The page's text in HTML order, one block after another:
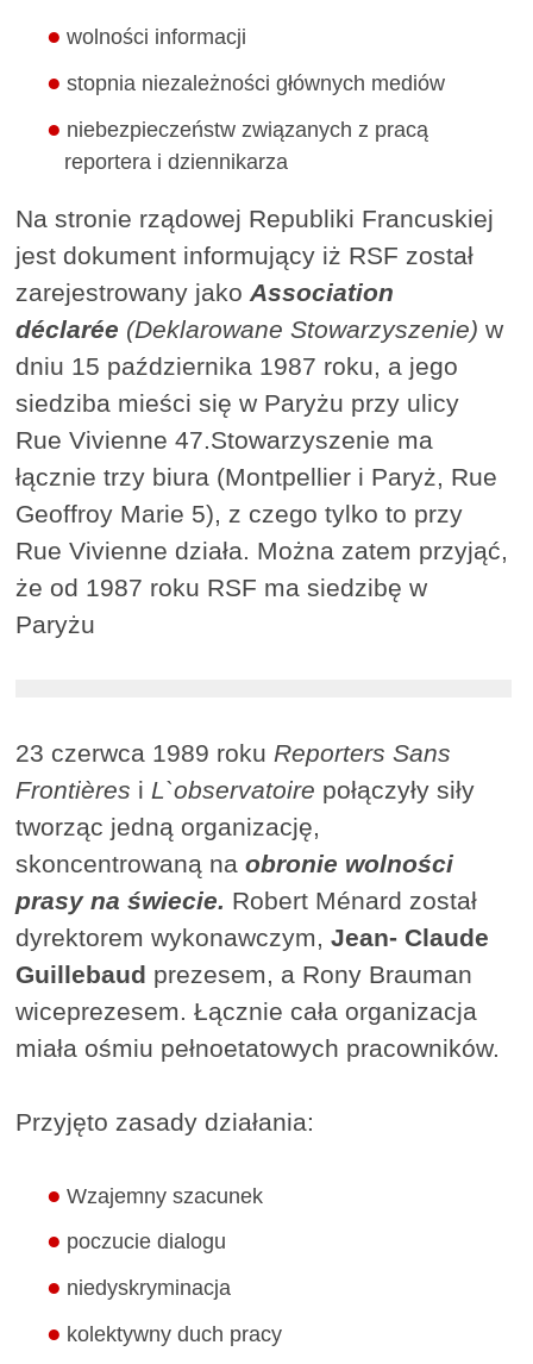
wolności informacji
stopnia niezależności głównych mediów
niebezpieczeństw związanych z pracą
reportera i dziennikarza
Na stronie rządowej Republiki Francuskiej
jest dokument informujący iż RSF został
zarejestrowany jako Association
déclarée (Deklarowane Stowarzyszenie) w
dniu 15 października 1987 roku, a jego
siedziba mieści się w Paryżu przy ulicy
Rue Vivienne 47.Stowarzyszenie ma
łącznie trzy biura (Montpellier i Paryż, Rue
Geoffroy Marie 5), z czego tylko to przy
Rue Vivienne działa. Można zatem przyjąć,
że od 1987 roku RSF ma siedzibę w
Paryżu
23 czerwca 1989 roku Reporters Sans
Frontières i L`observatoire połączyły siły
tworząc jedną organizację,
skoncentrowaną naobronie wolności
prasy na świecie. Robert Ménard został
dyrektorem wykonawczym,Jean- Claude
Guillebaud prezesem, a Rony Brauman
wiceprezesem. Łącznie cała organizacja
miała ośmiu pełnoetatowych pracowników.
Przyjęto zasady działania:
Wzajemny szacunek
poczucie dialogu
niedyskryminacja
kolektywny duch pracy